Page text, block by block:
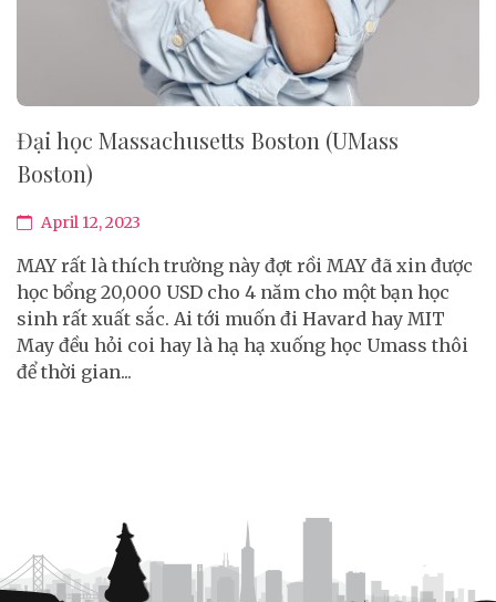
Đại học Massachusetts Boston (UMass
Boston)
April 12, 2023
MAY rất là thích trường này đợt rồi MAY đã xin được
học bổng 20,000 USD cho 4 năm cho một bạn học
sinh rất xuất sắc. Ai tới muốn đi Havard hay MIT
May đều hỏi coi hay là hạ hạ xuống học Umass thôi
để thời gian...